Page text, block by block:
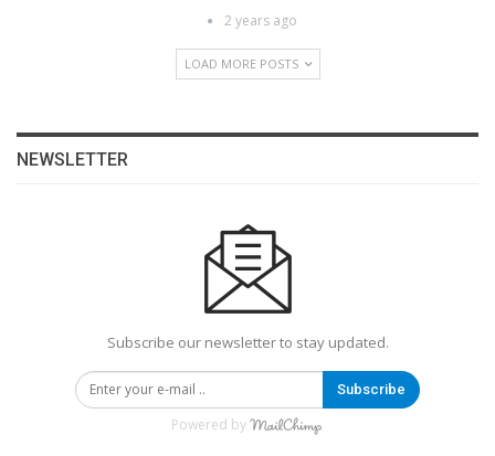
2 years ago
LOAD MORE POSTS
NEWSLETTER
Subscribe our newsletter to stay updated.
Subscribe
Powered by